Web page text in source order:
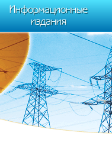
});
Информационные
издания